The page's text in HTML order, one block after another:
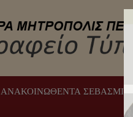
ΑΝΑΚΟΙΝΩΘΈΝΤΑ